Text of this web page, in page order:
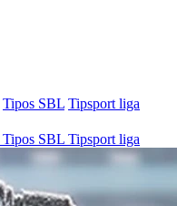
Tipos SBL Tipsport liga
Tipos SBL Tipsport liga